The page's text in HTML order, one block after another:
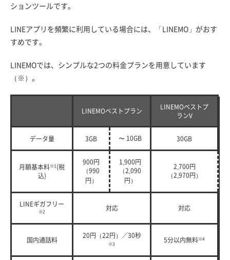
ションツールです。
LINEアプリを頻繁に利用している場合には、「LINEMO」がおす
すめです。
LINEMOでは、シンプルな2つの料金プランを用意しています
（※）。
LINEMOベストプラン
LINEMOベストプ
ランV
データ量 3GB 〜 10GB 30GB
月額基本料※1 (税
込)
900円
（990
円）
1,900円
（2,090
円）
2,700円
（2,970円）
LINEギガフリー
※2 対応 対応
国内通話料
20円（22円）／30秒
※3 5分以内無料※4